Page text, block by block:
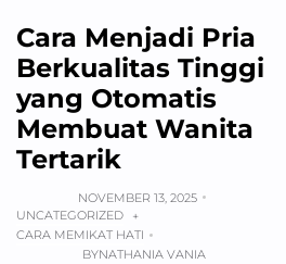
Cara Menjadi Pria
Berkualitas Tinggi
yang Otomatis
Membuat Wanita
Tertarik
NOVEMBER 13, 2025
UNCATEGORIZED
+
CARA MEMIKAT HATI
BYNATHANIA VANIA